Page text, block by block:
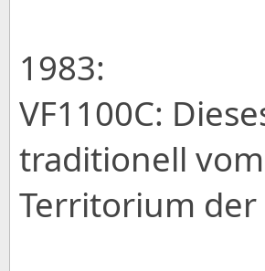
1983:
VF1100C:
traditionell
Territorium der